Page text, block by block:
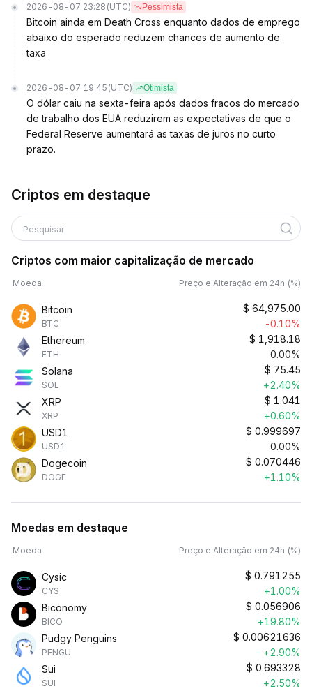
2026-08-07 23:28 (UTC) Pessimista
Bitcoin ainda em Death Cross enquanto dados de emprego
abaixo do esperado reduzem chances de aumento de
taxa
2026-08-07 19:45 (UTC) Otimista
O dólar caiu na sexta-feira após dados fracos do mercado
de trabalho dos EUA reduzirem as expectativas de que o
Federal Reserve aumentará as taxas de juros no curto
prazo.
Criptos em destaque
Pesquisar
Criptos com maior capitalização de mercado
Moeda Preço e Alteração em 24h (%)
Bitcoin
BTC
$ 64,975.00
-0.10%
Ethereum
ETH
$ 1,918.18
0.00%
Solana
SOL
$ 75.45
+2.40%
XRP
XRP
$ 1.041
+0.60%
USD1
USD1
$ 0.999697
0.00%
Dogecoin
DOGE
$ 0.070446
+1.10%
Moedas em destaque
Moeda Preço e Alteração em 24h (%)
Cysic
CYS
$ 0.791255
+1.00%
Biconomy
BICO
$ 0.056906
+19.80%
Pudgy Penguins
PENGU
$ 0.00621636
+2.90%
Sui
SUI
$ 0.693328
+2.50%